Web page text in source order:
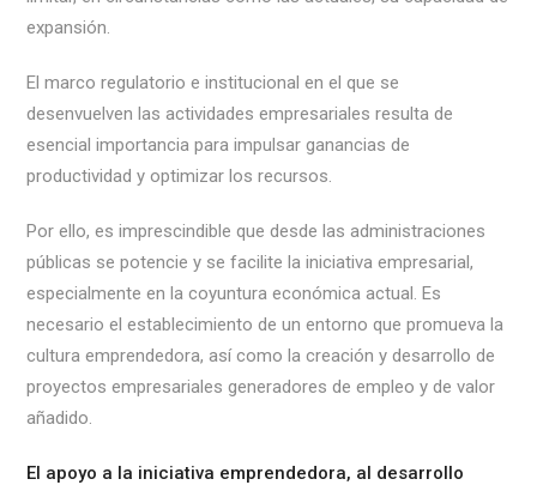
expansión.
El marco regulatorio e institucional en el que se
desenvuelven las actividades empresariales resulta de
esencial importancia para impulsar ganancias de
productividad y optimizar los recursos.
Por ello, es imprescindible que desde las administraciones
públicas se potencie y se facilite la iniciativa empresarial,
especialmente en la coyuntura económica actual. Es
necesario el establecimiento de un entorno que promueva la
cultura emprendedora, así como la creación y desarrollo de
proyectos empresariales generadores de empleo y de valor
añadido.
El apoyo a la iniciativa emprendedora, al desarrollo